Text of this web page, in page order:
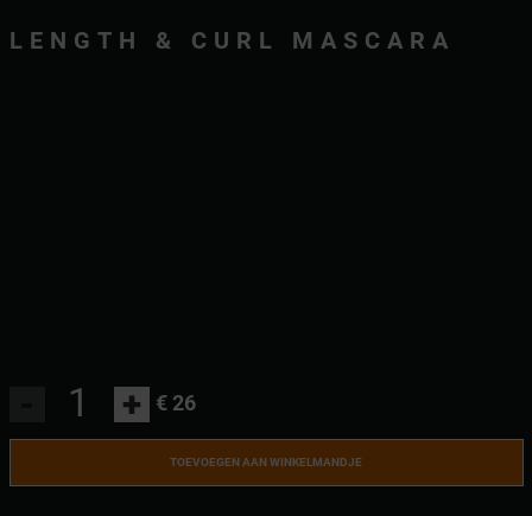
LENGTH & CURL MASCARA
+ € 26
TOEVOEGEN AAN WINKELMANDJE